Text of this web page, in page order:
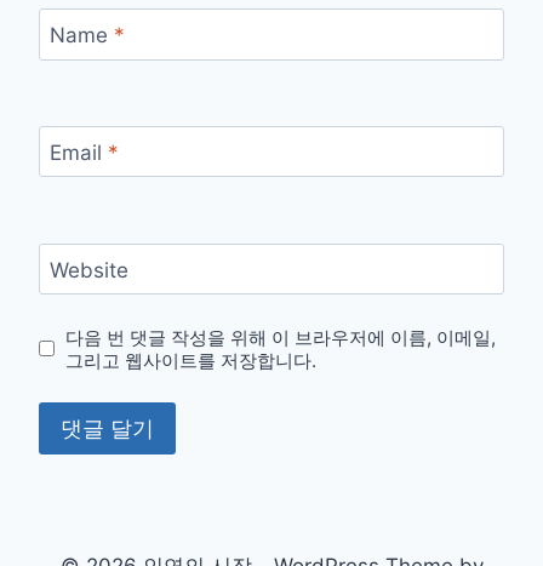
Name *
Email *
Website
다음 번 댓글 작성을 위해 이 브라우저에 이름, 이메일,
그리고 웹사이트를 저장합니다.